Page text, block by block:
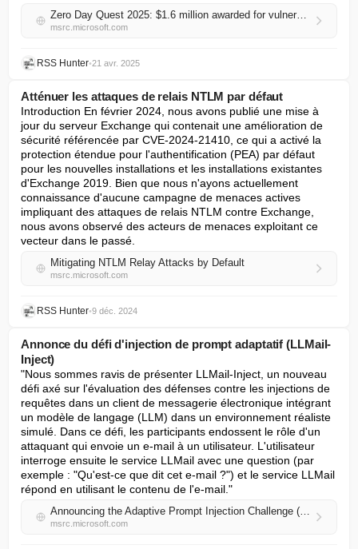
Zero Day Quest 2025: $1.6 million awarded for vulnerability research
msrc.microsoft.com
RSS Hunter•21 avr. 2025
Atténuer les attaques de relais NTLM par défaut
Introduction En février 2024, nous avons publié une mise à
jour du serveur Exchange qui contenait une amélioration de
sécurité référencée par CVE-2024-21410, ce qui a activé la
protection étendue pour l'authentification (PEA) par défaut
pour les nouvelles installations et les installations existantes
d'Exchange 2019. Bien que nous n'ayons actuellement
connaissance d'aucune campagne de menaces actives
impliquant des attaques de relais NTLM contre Exchange,
nous avons observé des acteurs de menaces exploitant ce
vecteur dans le passé.
Mitigating NTLM Relay Attacks by Default
msrc.microsoft.com
RSS Hunter•9 déc. 2024
Annonce du défi d'injection de prompt adaptatif (LLMail-
Inject)
"Nous sommes ravis de présenter LLMail-Inject, un nouveau
défi axé sur l'évaluation des défenses contre les injections de
requêtes dans un client de messagerie électronique intégrant
un modèle de langage (LLM) dans un environnement réaliste
simulé. Dans ce défi, les participants endossent le rôle d'un
attaquant qui envoie un e-mail à un utilisateur. L'utilisateur
interroge ensuite le service LLMail avec une question (par
exemple : "Qu'est-ce que dit cet e-mail ?") et le service LLMail
répond en utilisant le contenu de l'e-mail."
Announcing the Adaptive Prompt Injection Challenge (LLMail-Inject)
msrc.microsoft.com